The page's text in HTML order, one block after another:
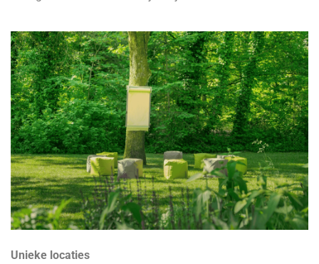
Unieke locaties